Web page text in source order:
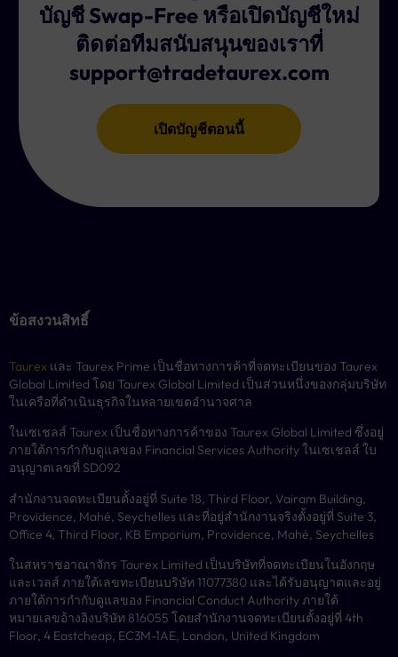
บัญชี Swap-Free หรือเปิดบัญชีใหม่
ติดต่อทีมสนับสนุนของเราที่
support@tradetaurex.com
เปิดบัญชีตอนนี้
ข้อสงวนสิทธิ์
Taurex และ Taurex Prime เป็นชื่อทางการค้าที่จดทะเบียนของ Taurex
Global Limited โดย Taurex Global Limited เป็นส่วนหนึ่งของกลุ่มบริษัท
ในเครือที่ดำเนินธุรกิจในหลายเขตอำนาจศาล
ในเซเชลส์ Taurex เป็นชื่อทางการค้าของ Taurex Global Limited ซึ่งอยู่
ภายใต้การกำกับดูแลของ Financial Services Authority ในเซเชลส์ ใบ
อนุญาตเลขที่ SD092
สำนักงานจดทะเบียนตั้งอยู่ที่ Suite 18, Third Floor, Vairam Building,
Providence, Mahé, Seychelles และที่อยู่สำนักงานจริงตั้งอยู่ที่ Suite 3,
Office 4, Third Floor, KB Emporium, Providence, Mahé, Seychelles
ในสหราชอาณาจักร Taurex Limited เป็นบริษัทที่จดทะเบียนในอังกฤษ
และเวลส์ ภายใต้เลขทะเบียนบริษัท 11077380 และได้รับอนุญาตและอยู่
ภายใต้การกำกับดูแลของ Financial Conduct Authority ภายใต้
หมายเลขอ้างอิงบริษัท 816055 โดยสำนักงานจดทะเบียนตั้งอยู่ที่ 4th
Floor, 4 Eastcheap, EC3M-1AE, London, United Kingdom